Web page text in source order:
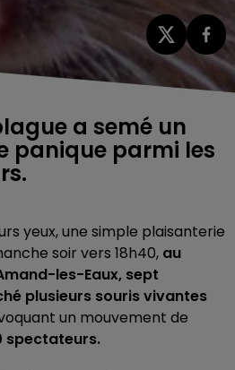
a semé un
panique parmi les
yeux, une simple plaisanterie
soir vers 18h40, au
les-Eaux, sept
plusieurs souris vivantes
un mouvement de
spectateurs.